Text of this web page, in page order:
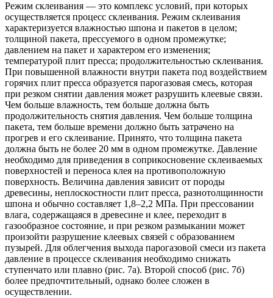
Режим склеивания — это комплекс условий, при которых
осуществляется процесс склеивания. Режим склеивания
характеризуется влажностью шпона и пакетов в целом;
толщиной пакета, прессуемого в одном промежутке;
давлением на пакет и характером его изменения;
температурой плит пресса; продолжительностью склеивания.
При повышенной влажности внутри пакета под воздействием
горячих плит пресса образуется парогазовая смесь, которая
при резком снятии давления может разрушить клеевые связи.
Чем больше влажность, тем больше должна быть
продолжительность снятия давления. Чем больше толщина
пакета, тем больше времени должно быть затрачено на
прогрев и его склеивание. Принято, что толщина пакета
должна быть не более 20 мм в одном промежутке. Давление
необходимо для приведения в соприкосновение склеиваемых
поверхностей и переноса клея на противоположную
поверхность. Величина давления зависит от породы
древесины, неплоскостности плит пресса, разнотолщинности
шпона и обычно составляет 1,8–2,2 МПа. При прессовании
влага, содержащаяся в древесине и клее, переходит в
газообразное состояние, и при резком размыкании может
произойти разрушение клеевых связей с образованием
пузырей. Для облегчения выхода парогазовой смеси из пакета
давление в процессе склеивания необходимо снижать
ступенчато или плавно (рис. 7а). Второй способ (рис. 7б)
более предпочтительный, однако более сложен в
осуществлении.